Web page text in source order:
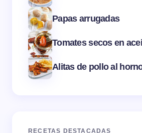
Papas arrugadas
Tomates secos en
Alitas de pollo al
RECETAS DESTACADAS